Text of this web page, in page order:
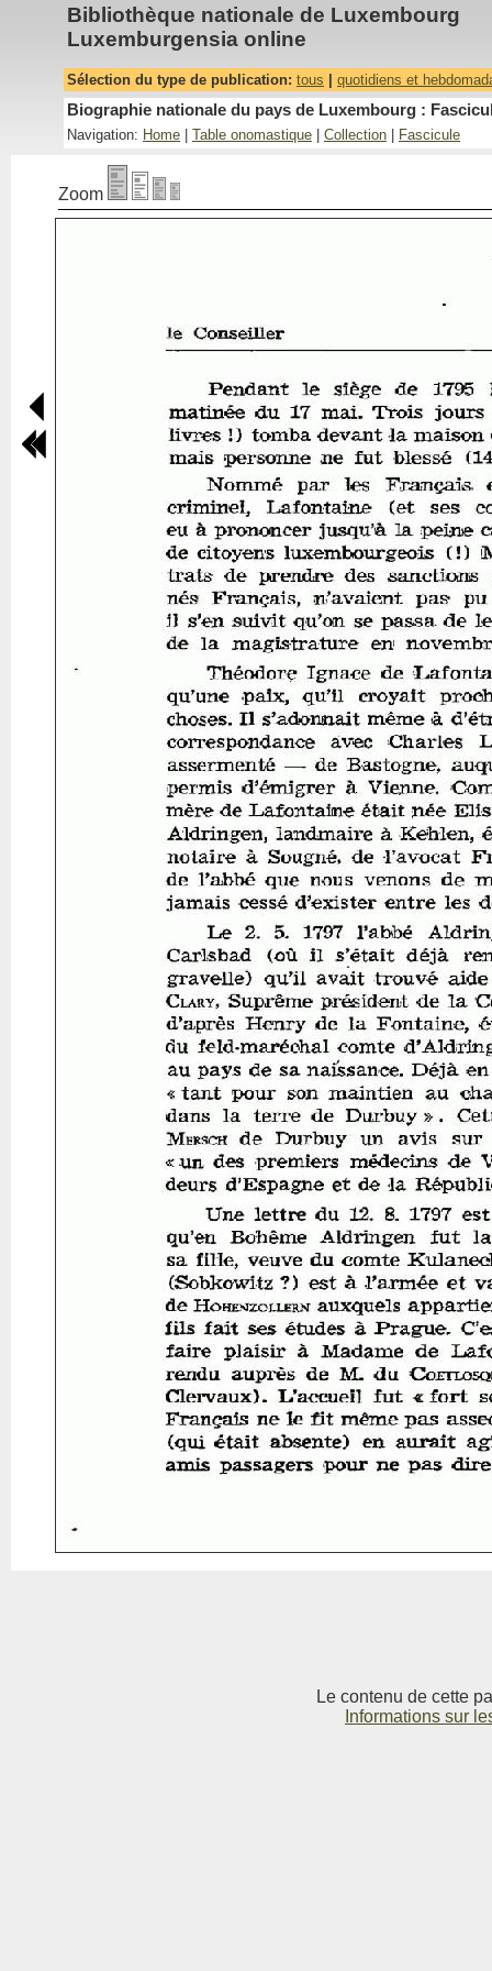
Bibliothèque nationale de Luxembourg
Luxemburgensia online
Sélection du type de publication: tous quotidiens et
Biographie nationale du pays de Luxembourg :
Navigation: Home Table onomastique Collection Fascicule
Zoom
Le contenu de cette
Informations sur